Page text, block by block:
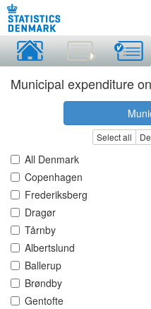
Municipal expenditure
Select all
All Denmark
Copenhagen
Frederiksberg
Dragør
Tårnby
Albertslund
Ballerup
Brøndby
Gentofte